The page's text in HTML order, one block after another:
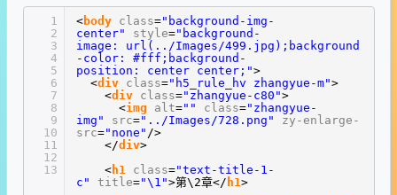
1
2
3
4
5
6
7
8
9
10
11
12
13
<body class="background-img-
center"
style="background-
image: url(../Images/499.jpg);background
-color: #fff;background-
position: center center;">
<div class="h5_rule_hv zhangyue-m">
<div class="zhangyue-c80">
<img alt="" class="zhangyue-
img"
src="../Images/728.png"
zy-enlarge-
src="none" />
</div>
<h1 class="text-title-1-
c"
title="\1">第\2章</ h1>